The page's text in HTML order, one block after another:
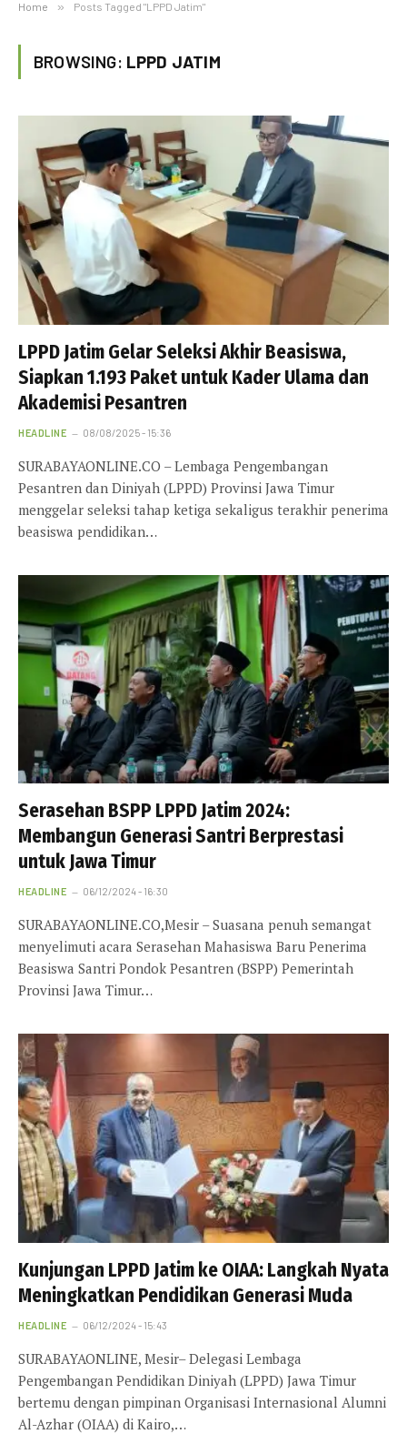
Home » Posts Tagged "LPPD Jatim"
BROWSING: LPPD JATIM
LPPD Jatim Gelar Seleksi Akhir Beasiswa,
Siapkan 1.193 Paket untuk Kader Ulama dan
Akademisi Pesantren
HEADLINE 08/08/2025 - 15:36
SURABAYAONLINE.CO – Lembaga Pengembangan
Pesantren dan Diniyah (LPPD) Provinsi Jawa Timur
menggelar seleksi tahap ketiga sekaligus terakhir penerima
beasiswa pendidikan…
Serasehan BSPP LPPD Jatim 2024:
Membangun Generasi Santri Berprestasi
untuk Jawa Timur
HEADLINE 06/12/2024 - 16:30
SURABAYAONLINE.CO,Mesir – Suasana penuh semangat
menyelimuti acara Serasehan Mahasiswa Baru Penerima
Beasiswa Santri Pondok Pesantren (BSPP) Pemerintah
Provinsi Jawa Timur…
Kunjungan LPPD Jatim ke OIAA: Langkah Nyata
Meningkatkan Pendidikan Generasi Muda
HEADLINE 06/12/2024 - 15:43
SURABAYAONLINE, Mesir– Delegasi Lembaga
Pengembangan Pendidikan Diniyah (LPPD) Jawa Timur
bertemu dengan pimpinan Organisasi Internasional Alumni
Al-Azhar (OIAA) di Kairo,…